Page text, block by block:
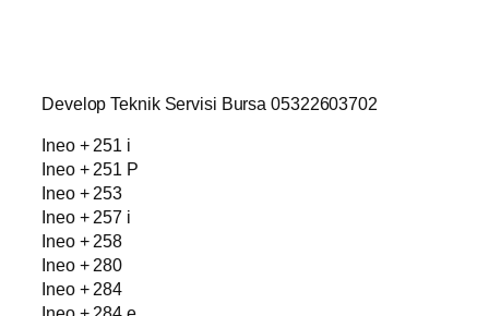
Develop Teknik Servisi Bursa 05322603702
Ineo + 251 i
Ineo + 251 P
Ineo + 253
Ineo + 257 i
Ineo + 258
Ineo + 280
Ineo + 284